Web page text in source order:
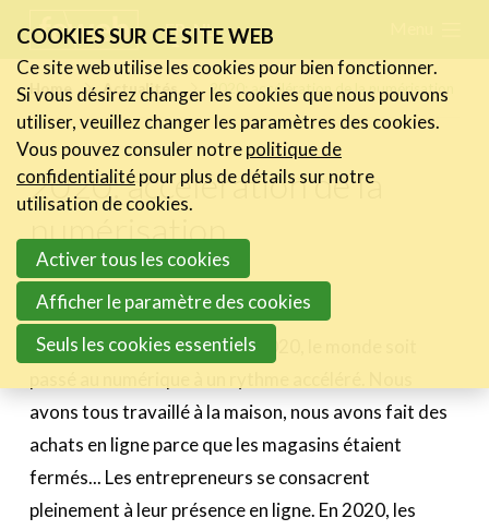
links
Jump
to
navigation
Jump
main
content
FR NL
Home Actualités 2020: accélération de la numérisation
2020: accélération de la
numérisation
2 avril 2021
Il n'est pas surprenant qu'en 2020, le monde soit
avons tous travaillé à la maison, nous avons fait des
achats en ligne parce que les magasins étaient
fermés... Les entrepreneurs se consacrent
pleinement à leur présence en ligne. En 2020, les
Actualités
Les nouvelles du secteur
Les FeWeb Vidéos
Les Cases des membres
Activités
Cases Gallery
Le Toolbox
Annuaire prestataires
A propos
COOKIES SUR CE SITE WEB
Ce site web utilise les cookies pour bien fonctionner.
Si vous désirez changer les cookies que nous pouvons
utiliser, veuillez changer les paramètres des cookies.
Vous pouvez consuler notrepolitique de
confidentialitépour plus de détails sur notre
utilisation de cookies.
Activer tous les cookies
Afficher le paramètre des cookies
Seuls les cookies essentiels